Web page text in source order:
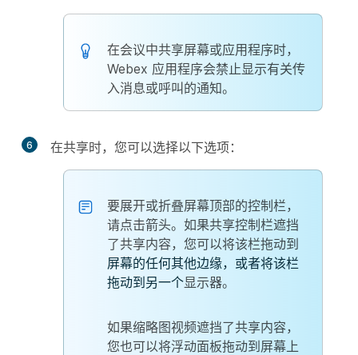
在会议中共享屏幕或应用程序时，
Webex 应用程序会禁止显示有关传
入消息或呼叫的通知。
6 在共享时，您可以选择以下选项：
要展开或折叠屏幕顶部的控制栏，
请点击箭头。如果共享控制栏遮挡
了共享内容，您可以将该栏拖动到
屏幕的任何其他边缘，或者将该栏
拖动到另一个显示器。
如果缩略图视频遮挡了共享内容，
您也可以将浮动面板拖动到屏幕上